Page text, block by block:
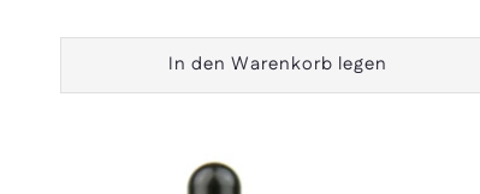
In den Warenkorb legen